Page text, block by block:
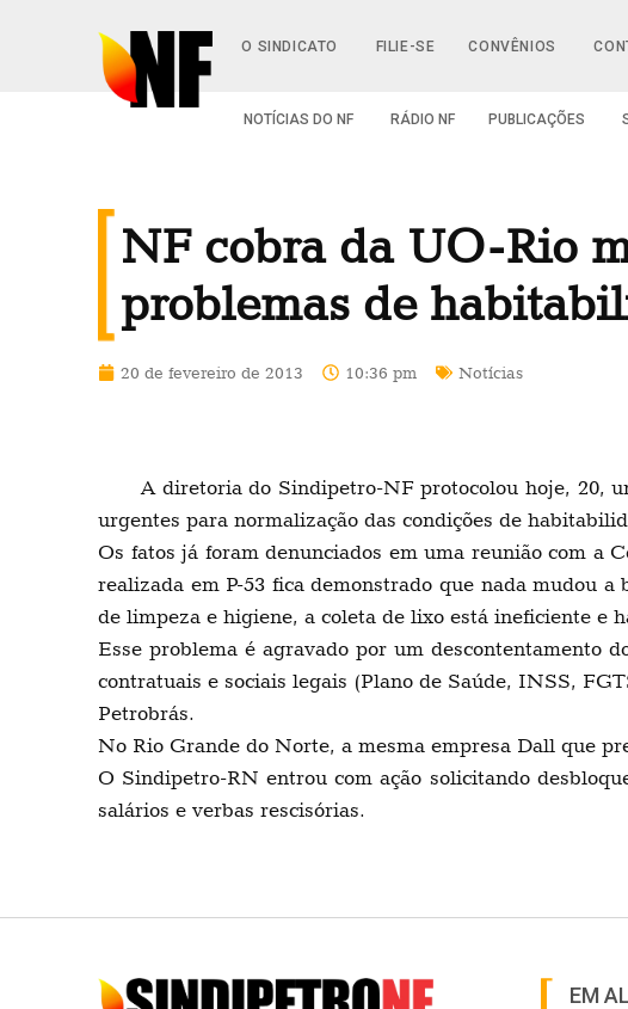
O SINDICATO FILIE-SE CONVÊNIOS
NOTÍCIAS DO NF RÁDIO NF PUBLICAÇÕES
NF cobra da UO-Rio
problemas de
20 de fevereiro de 2013 10:36 pm Notícias
A diretoria do Sindipetro-NF protocolou hoje, 20,
urgentes para normalização das condições de
Os fatos já foram denunciados em uma reunião com a
realizada em P-53 fica demonstrado que nada mudou
de limpeza e higiene, a coleta de lixo está ineficiente e
Esse problema é agravado por um descontentamento
contratuais e sociais legais (Plano de Saúde, INSS,
Petrobrás.
No Rio Grande do Norte, a mesma empresa Dall que
O Sindipetro-RN entrou com ação solicitando
salários e verbas rescisórias.
EM